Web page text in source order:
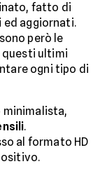
fatto di
ed aggiornati.
però le
questi ultimi
ogni tipo di
minimalista,
.
al formato HD